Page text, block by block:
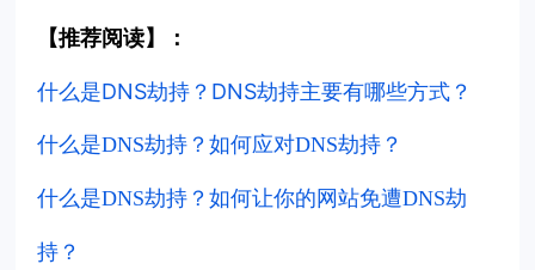
【推荐阅读】：
什么是DNS劫持？DNS劫持主要有哪些方式？
什么是DNS劫持？如何应对DNS劫持？
什么是DNS劫持？如何让你的网站免遭DNS劫
持？